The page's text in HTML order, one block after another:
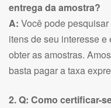
entrega da amostra?
A: Você pode
itens de seu interesse
obter as amostras.
basta pagar a taxa
2. Q: Como certificar-